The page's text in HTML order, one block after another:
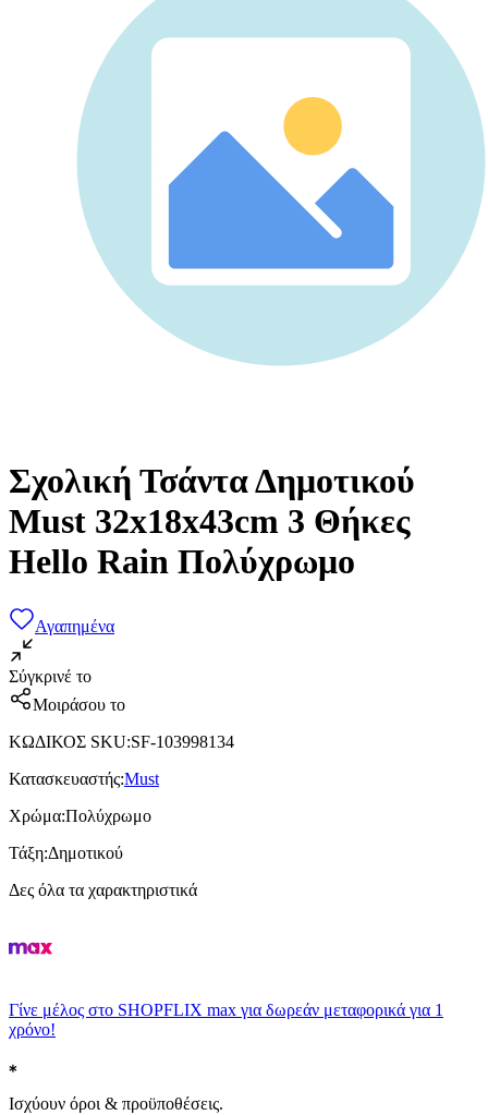
Σχολική Τσάντα Δημοτικού
Must 32x18x43cm 3 Θήκες
Hello Rain Πολύχρωμο
Αγαπημένα
Σύγκρινέ το
Μοιράσου το
ΚΩΔΙΚΟΣ SKU:SF-103998134
Κατασκευαστής:Must
Χρώμα:Πολύχρωμο
Τάξη:Δημοτικού
Δες όλα τα χαρακτηριστικά
Γίνε μέλος στο SHOPFLIX max για δωρεάν μεταφορικά για 1
χρόνο!
Ισχύουν όροι & προϋποθέσεις.